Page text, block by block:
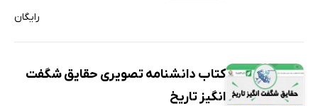
رایگان
کتاب دانشنامه تصویری حقایق شگفت
انگیز تاریخ